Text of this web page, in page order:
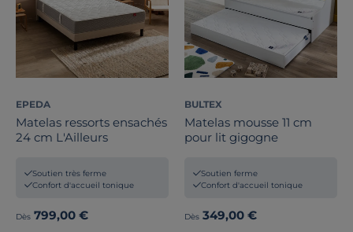
EPEDA
Matelas ressorts ensachés
24 cm L'Ailleurs
Soutien très ferme
Confort d'accueil tonique
Dès 799,00 €
BULTEX
Matelas mousse 11 cm
pour lit gigogne
Soutien ferme
Confort d'accueil tonique
Dès 349,00 €